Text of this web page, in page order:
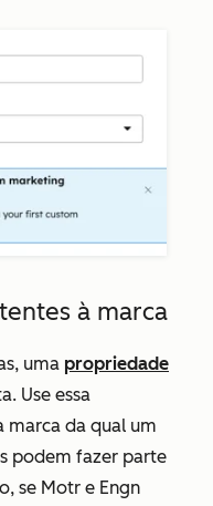
à marca
uma propriedade
Use essa
marca da qual um
podem fazer parte
se Motr e Engn